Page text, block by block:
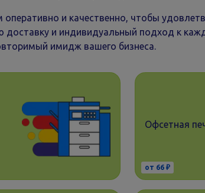
и качественно, чтобы
доставку и индивидуальный подход к
имидж вашего бизнеса.
от 66 ₽
Офсетная